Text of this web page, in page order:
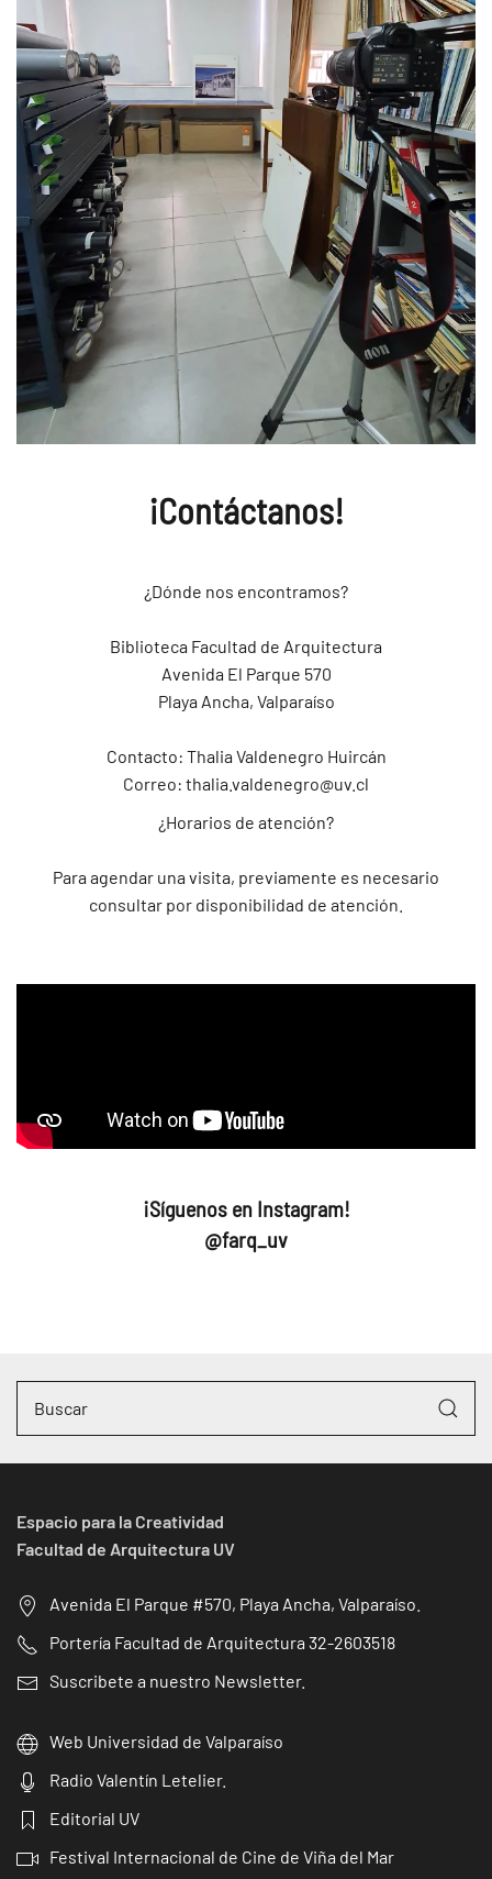
¡Contáctanos!
¿Dónde nos encontramos?
Biblioteca Facultad de Arquitectura
Avenida El Parque 570
Playa Ancha, Valparaíso
Contacto: Thalia Valdenegro Huircán
Correo: thalia.valdenegro@uv.cl
¿Horarios de atención?
Para agendar una visita, previamente es necesario
consultar por disponibilidad de atención.
¡Síguenos en Instagram!
@farq_uv
Espacio para la Creatividad
Facultad de Arquitectura UV
Avenida El Parque #570, Playa Ancha, Valparaíso.
Portería Facultad de Arquitectura 32-2603518
Suscribete a nuestro Newsletter.
Web Universidad de Valparaíso
Radio Valentín Letelier.
Editorial UV
Festival Internacional de Cine de Viña del Mar